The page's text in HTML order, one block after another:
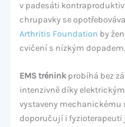
v padesáti
chrupavky se
Arthritis Foundation by
cvičení s nízkým dopadem.
EMS tréninkprobíhá bez
intenzivně díky
vystaveny mechanickému
doporučují i